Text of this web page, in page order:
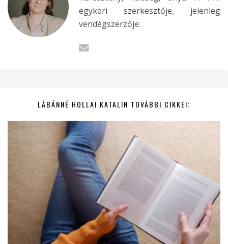
egykori szerkesztője, jelenleg
vendégszerzője.
LÁBÁNNÉ HOLLAI KATALIN TOVÁBBI CIKKEI: